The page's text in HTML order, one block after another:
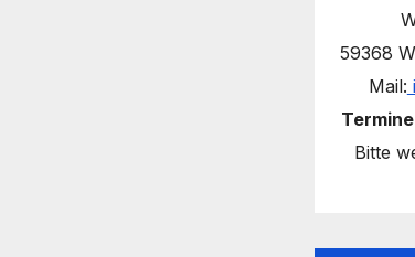
59368
Mail:
Bitte